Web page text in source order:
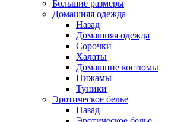
Большие размеры
Домашняя одежда
Назад
Домашняя одежда
Сорочки
Халаты
Домашние костюмы
Пижамы
Туники
Эротическое белье
Назад